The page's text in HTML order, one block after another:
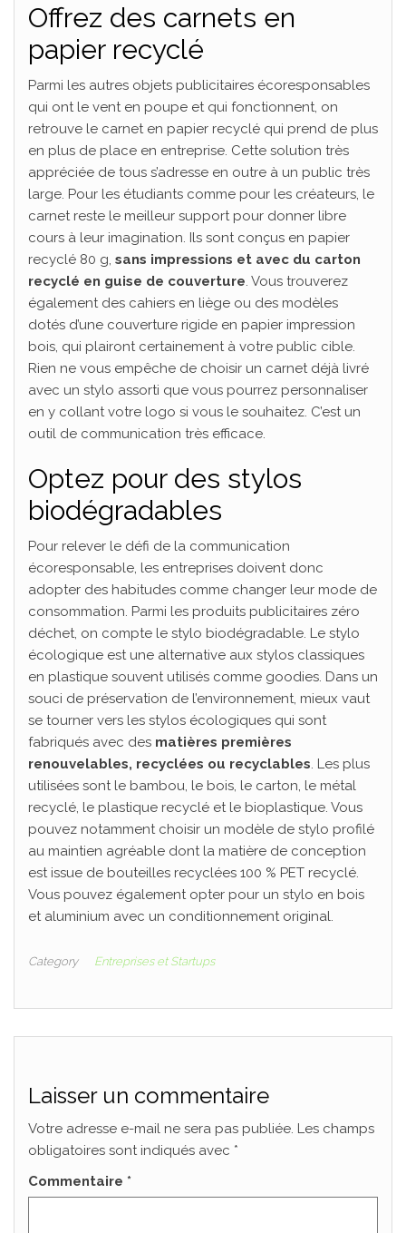
Offrez des carnets en
papier recyclé
Parmi les autres objets publicitaires écoresponsables
qui ont le vent en poupe et qui fonctionnent, on
retrouve le carnet en papier recyclé qui prend de plus
en plus de place en entreprise. Cette solution très
appréciée de tous s’adresse en outre à un public très
large. Pour les étudiants comme pour les créateurs, le
carnet reste le meilleur support pour donner libre
cours à leur imagination. Ils sont conçus en papier
recyclé 80 g, sans impressions et avec du carton
recyclé en guise de couverture. Vous trouverez
également des cahiers en liège ou des modèles
dotés d’une couverture rigide en papier impression
bois, qui plairont certainement à votre public cible.
Rien ne vous empêche de choisir un carnet déjà livré
avec un stylo assorti que vous pourrez personnaliser
en y collant votre logo si vous le souhaitez. C’est un
outil de communication très efficace.
Optez pour des stylos
biodégradables
Pour relever le défi de la communication
écoresponsable, les entreprises doivent donc
adopter des habitudes comme changer leur mode de
consommation. Parmi les produits publicitaires zéro
déchet, on compte le stylo biodégradable. Le stylo
écologique est une alternative aux stylos classiques
en plastique souvent utilisés comme goodies. Dans un
souci de préservation de l’environnement, mieux vaut
se tourner vers les stylos écologiques qui sont
fabriqués avec des matières premières
renouvelables, recyclées ou recyclables. Les plus
utilisées sont le bambou, le bois, le carton, le métal
recyclé, le plastique recyclé et le bioplastique. Vous
pouvez notamment choisir un modèle de stylo profilé
au maintien agréable dont la matière de conception
est issue de bouteilles recyclées 100 % PET recyclé.
Vous pouvez également opter pour un stylo en bois
et aluminium avec un conditionnement original.
Category Entreprises et Startups
Laisser un commentaire
Votre adresse e-mail ne sera pas publiée. Les champs
obligatoires sont indiqués avec *
Commentaire *